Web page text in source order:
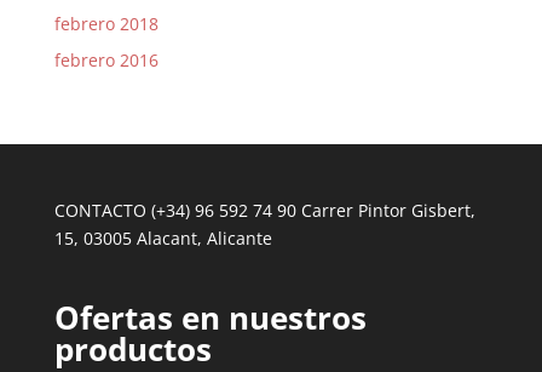
febrero 2018
febrero 2016
CONTACTO (+34) 96 592 74 90 Carrer Pintor Gisbert,
15, 03005 Alacant, Alicante
Ofertas en nuestros
productos